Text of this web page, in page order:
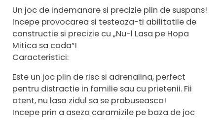
Un joc de indemanare si precizie plin de suspans!
Incepe provocarea si testeaza-ti abilitatile de
constructie si precizie cu „Nu-l Lasa pe Hopa
Mitica sa cada”!
Caracteristici:
Este un joc plin de risc si adrenalina, perfect
pentru distractie in familie sau cu prietenii. Fii
atent, nu lasa zidul sa se prabuseasca!
Incepe prin a aseza caramizile pe baza de joc